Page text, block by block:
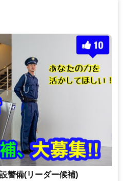
警備(リーダー候補)